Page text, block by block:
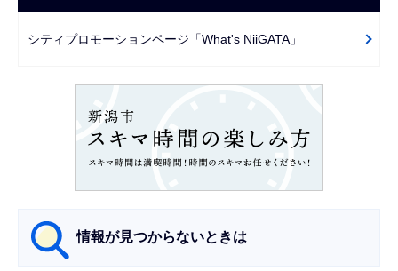
で
ーシティプロモーションページ「What's NiiGATA」
情報が見つからないときは